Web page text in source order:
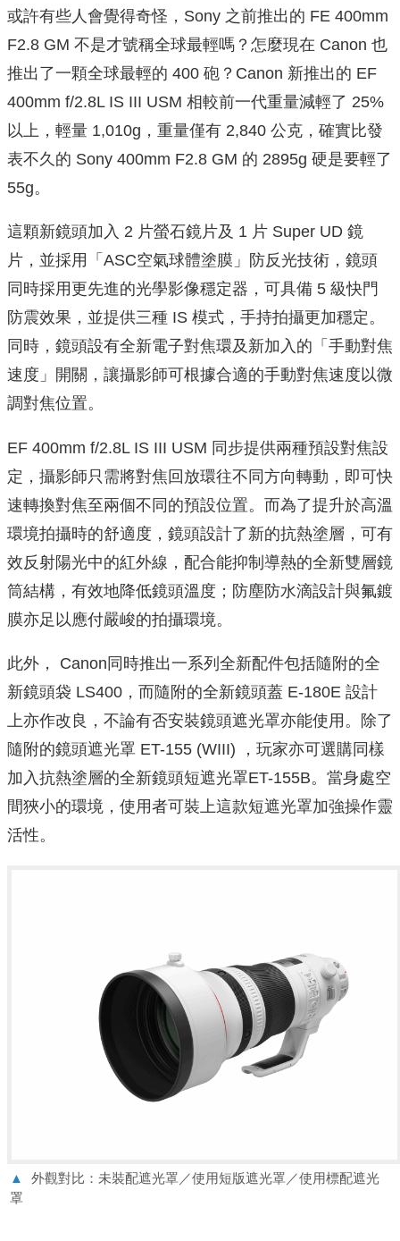
或許有些人會覺得奇怪，Sony 之前推出的 FE 400mm
F2.8 GM 不是才號稱全球最輕嗎？怎麼現在 Canon 也
推出了一顆全球最輕的 400 砲？Canon 新推出的 EF
400mm f/2.8L IS III USM 相較前一代重量減輕了 25%
以上，輕量 1,010g，重量僅有 2,840 公克，確實比發
表不久的 Sony 400mm F2.8 GM 的 2895g 硬是要輕了
55g。
這顆新鏡頭加入 2 片螢石鏡片及 1 片 Super UD 鏡
片，並採用「ASC空氣球體塗膜」防反光技術，鏡頭
同時採用更先進的光學影像穩定器，可具備 5 級快門
防震效果，並提供三種 IS 模式，手持拍攝更加穩定。
同時，鏡頭設有全新電子對焦環及新加入的「手動對焦
速度」開關，讓攝影師可根據合適的手動對焦速度以微
調對焦位置。
EF 400mm f/2.8L IS III USM 同步提供兩種預設對焦設
定，攝影師只需將對焦回放環往不同方向轉動，即可快
速轉換對焦至兩個不同的預設位置。而為了提升於高溫
環境拍攝時的舒適度，鏡頭設計了新的抗熱塗層，可有
效反射陽光中的紅外線，配合能抑制導熱的全新雙層鏡
筒結構，有效地降低鏡頭溫度；防塵防水滴設計與氟鍍
膜亦足以應付嚴峻的拍攝環境。
此外， Canon同時推出一系列全新配件包括隨附的全
新鏡頭袋 LS400，而隨附的全新鏡頭蓋 E-180E 設計
上亦作改良，不論有否安裝鏡頭遮光罩亦能使用。除了
隨附的鏡頭遮光罩 ET-155 (WIII) ，玩家亦可選購同樣
加入抗熱塗層的全新鏡頭短遮光罩ET-155B。當身處空
間狹小的環境，使用者可裝上這款短遮光罩加強操作靈
活性。
▲
外觀對比：未裝配遮光罩／使用短版遮光罩／使用標配遮光
罩